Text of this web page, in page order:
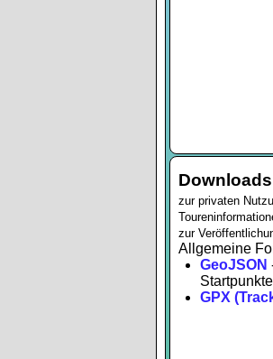
Downloads
zur privaten
zur
Allgemeine
GeoJSON
Startpunkte
GPX